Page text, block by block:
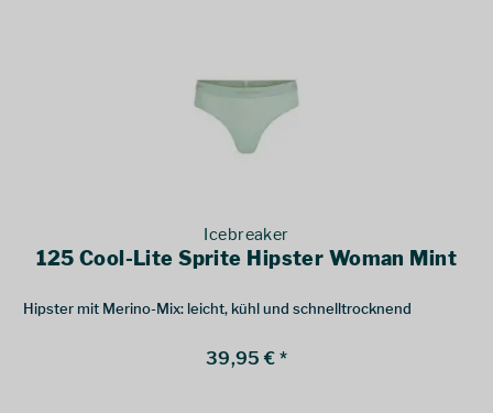
Icebreaker
125 Cool-Lite Sprite Hipster Woman Mint
Hipster mit Merino-Mix: leicht, kühl und schnelltrocknend
39,95 € *